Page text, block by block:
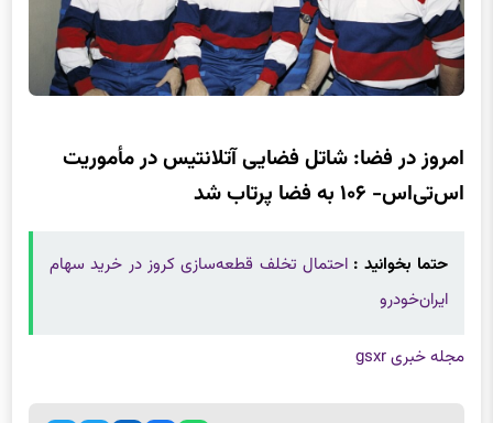
امروز در فضا: شاتل فضایی آتلانتیس در مأموریت
اس‌تی‌اس- ۱۰۶ به فضا پرتاب شد
حتما بخوانید :احتمال تخلف قطعه‌سازی کروز در خرید سهام
ایران‌‌خودرو
مجله خبری gsxr